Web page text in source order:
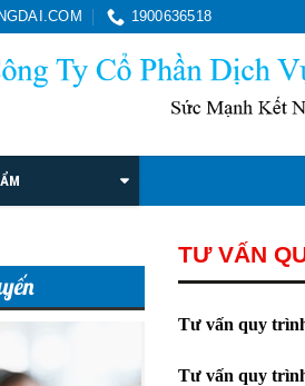
1900636518
TƯ VẤN
Tư vấn quy
Tư vấn quy